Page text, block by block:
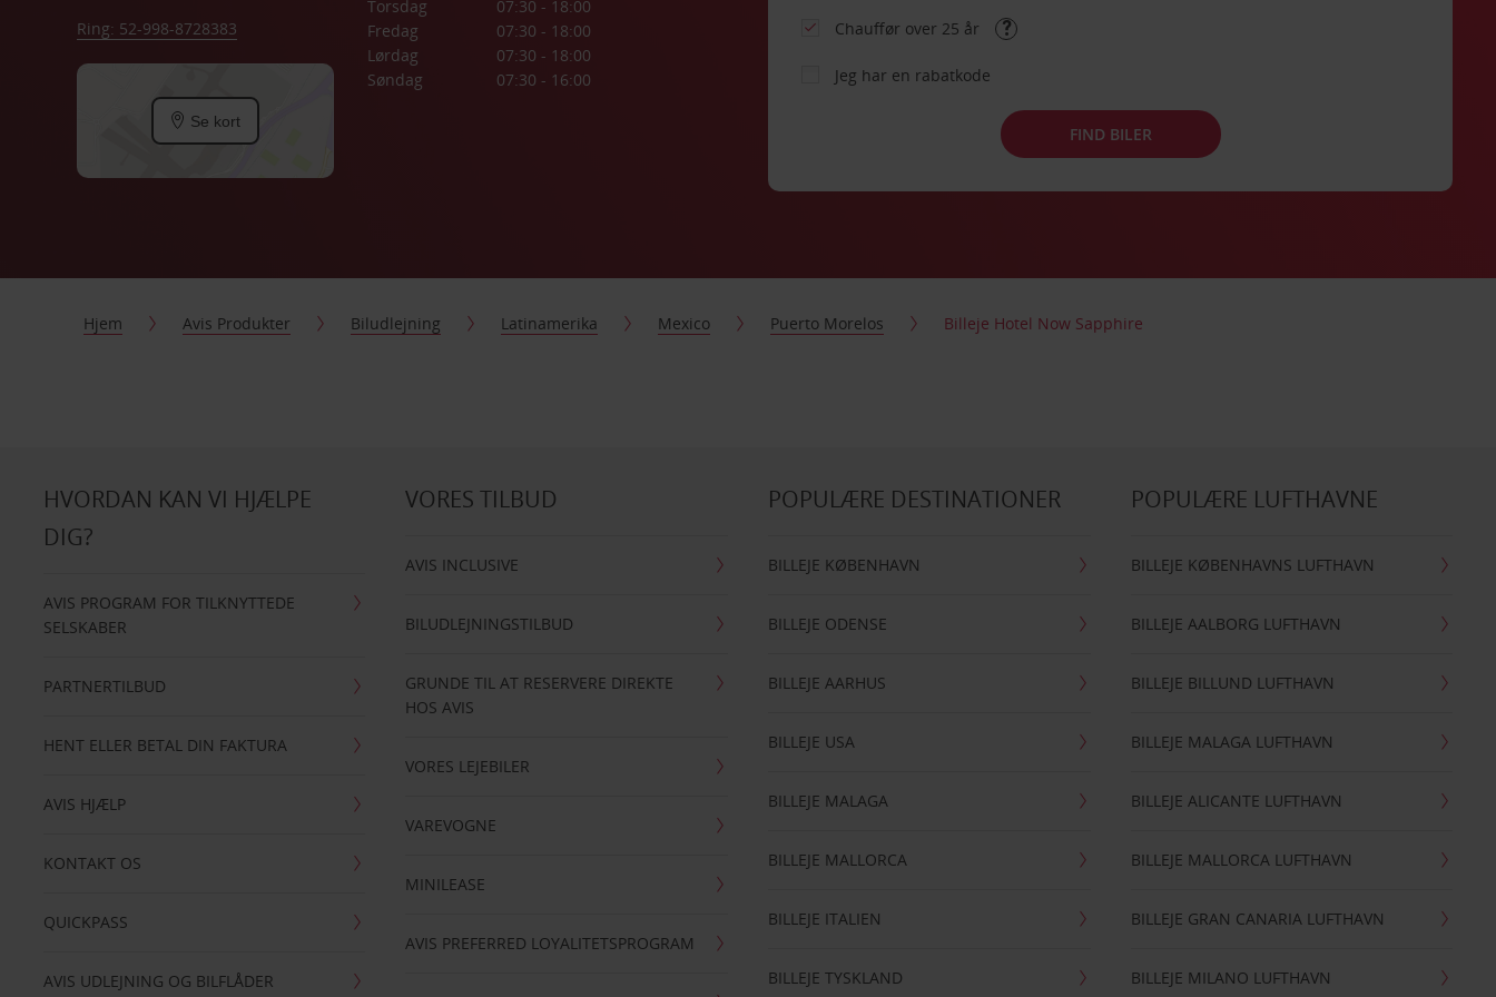
Ring: 52-998-8728383
Se kort
Torsdag
07:30 - 18:00
Fredag
07:30 - 18:00
Lørdag
07:30 - 18:00
Søndag
07:30 - 16:00
Chauffør over 25 år
Jeg har en rabatkode
FIND BILER
Hjem Avis Produkter Biludlejning Latinamerika Mexico Puerto Morelos Billeje Hotel Now Sapphire
HVORDAN KAN VI HJÆLPE
DIG?
AVIS PROGRAM FOR TILKNYTTEDE
SELSKABER
PARTNERTILBUD
HENT ELLER BETAL DIN FAKTURA
AVIS HJÆLP
KONTAKT OS
QUICKPASS
AVIS UDLEJNING OG BILFLÅDER
VORES TILBUD
AVIS INCLUSIVE
BILUDLEJNINGSTILBUD
GRUNDE TIL AT RESERVERE DIREKTE
HOS AVIS
VORES LEJEBILER
VAREVOGNE
MINILEASE
AVIS PREFERRED LOYALITETSPROGRAM
POPULÆRE DESTINATIONER
BILLEJE KØBENHAVN
BILLEJE ODENSE
BILLEJE AARHUS
BILLEJE USA
BILLEJE MALAGA
BILLEJE MALLORCA
BILLEJE ITALIEN
BILLEJE TYSKLAND
POPULÆRE LUFTHAVNE
BILLEJE KØBENHAVNS LUFTHAVN
BILLEJE AALBORG LUFTHAVN
BILLEJE BILLUND LUFTHAVN
BILLEJE MALAGA LUFTHAVN
BILLEJE ALICANTE LUFTHAVN
BILLEJE MALLORCA LUFTHAVN
BILLEJE GRAN CANARIA LUFTHAVN
BILLEJE MILANO LUFTHAVN